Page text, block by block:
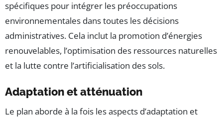
spécifiques pour intégrer les préoccupations
environnementales dans toutes les décisions
administratives. Cela inclut la promotion d’énergies
renouvelables, l’optimisation des ressources naturelles
et la lutte contre l’artificialisation des sols.
Adaptation et atténuation
Le plan aborde à la fois les aspects d’adaptation et